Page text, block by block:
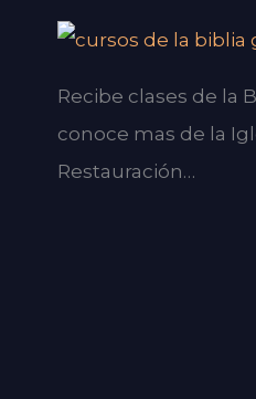
Recibe clases de la
conoce mas de la
Restauración…